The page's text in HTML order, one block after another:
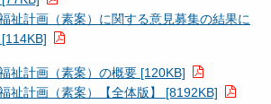
祉計画（素案）に関する意見募集の結果に
祉計画（素案）の概要 [120KB]
祉計画（素案）【全体版】 [8192KB]